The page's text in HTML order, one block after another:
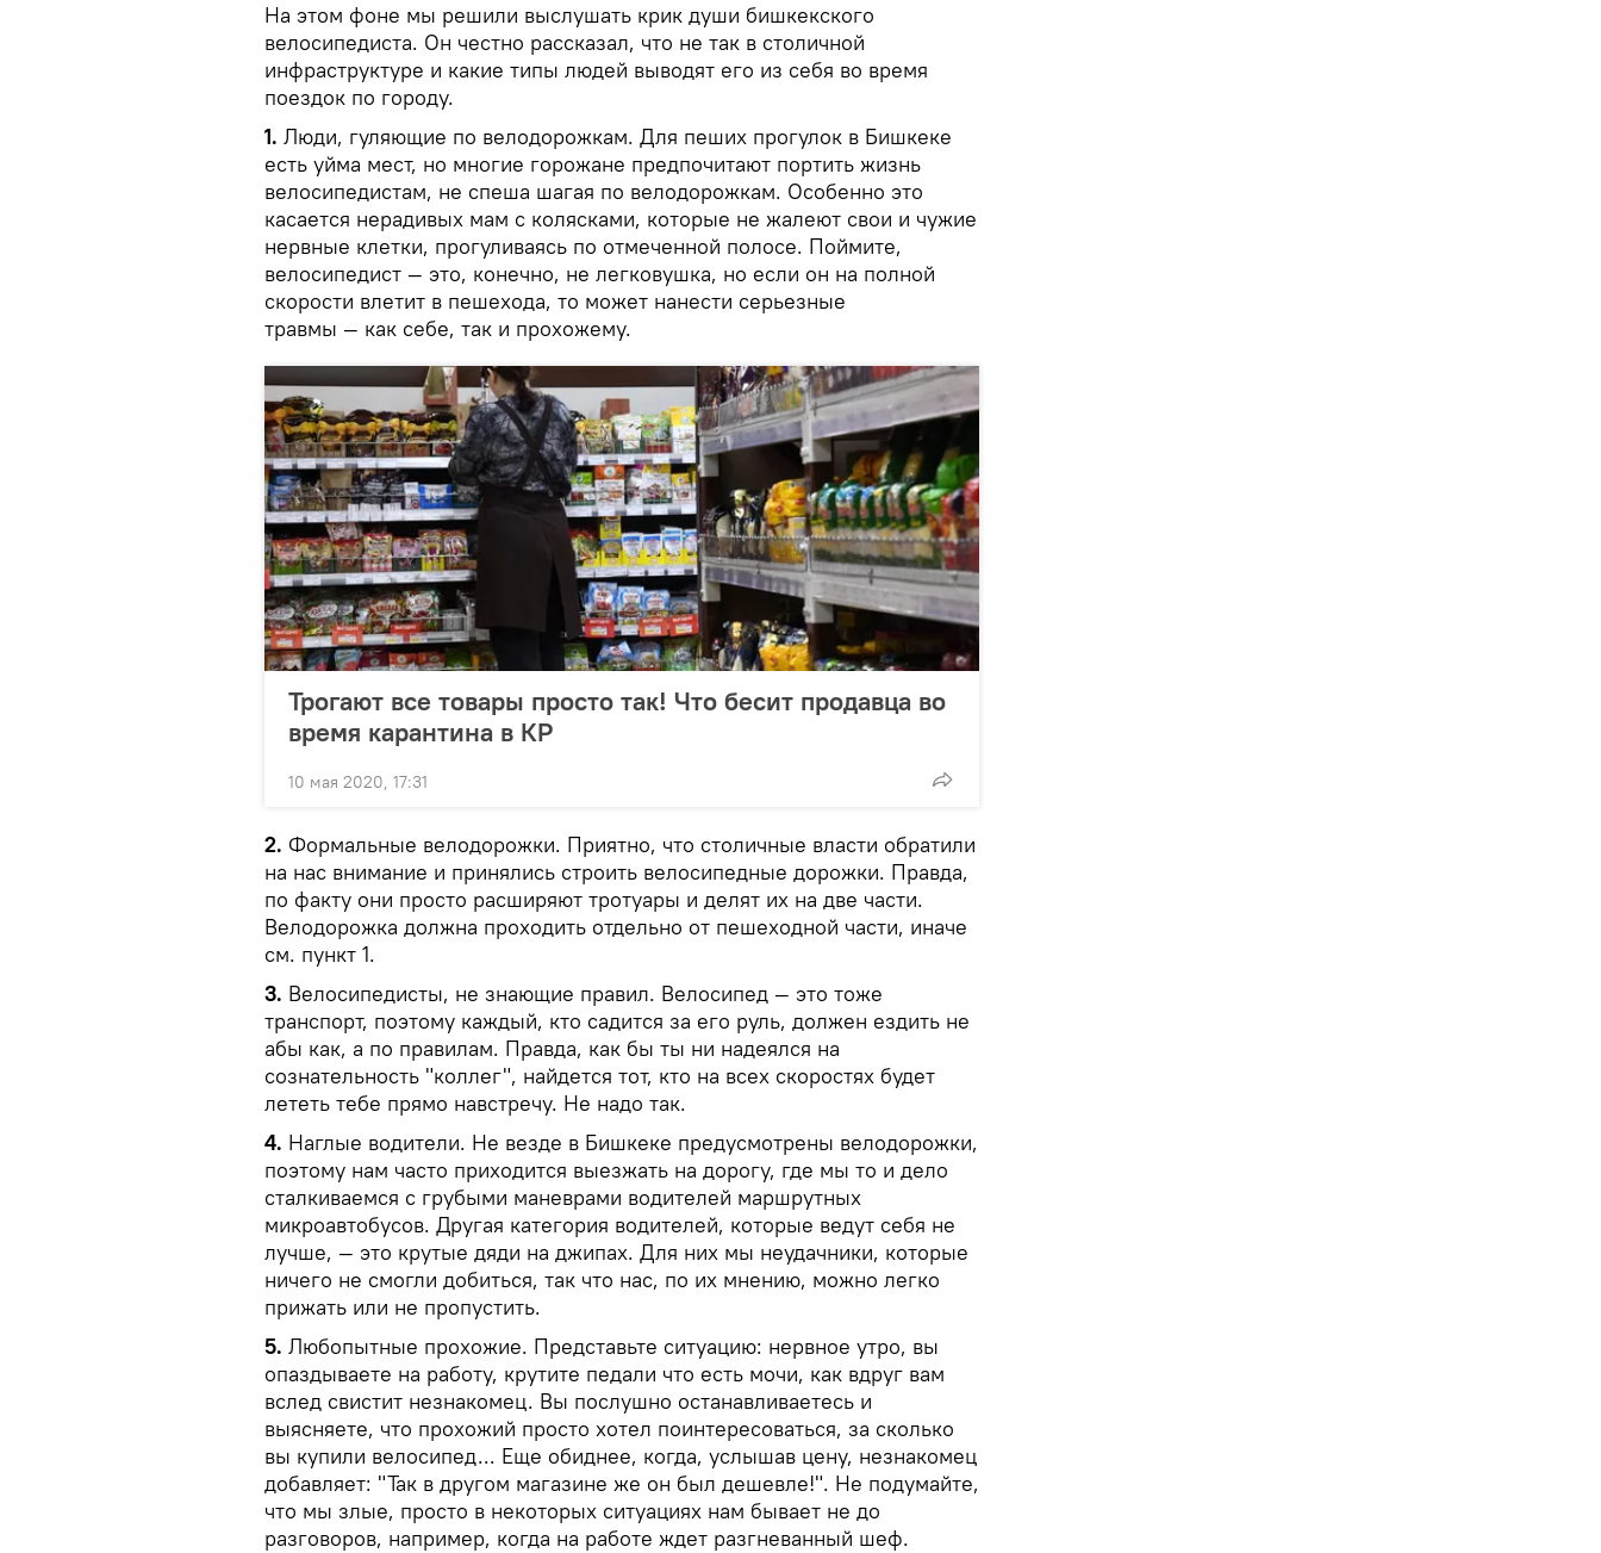
На этом фоне мы решили выслушать крик души бишкекского
велосипедиста. Он честно рассказал, что не так в столичной
инфраструктуре и какие типы людей выводят его из себя во время
поездок по городу.
1. Люди, гуляющие по велодорожкам. Для пеших прогулок в Бишкеке
есть уйма мест, но многие горожане предпочитают портить жизнь
велосипедистам, не спеша шагая по велодорожкам. Особенно это
касается нерадивых мам с колясками, которые не жалеют свои и чужие
нервные клетки, прогуливаясь по отмеченной полосе. Поймите,
велосипедист — это, конечно, не легковушка, но если он на полной
скорости влетит в пешехода, то может нанести серьезные
травмы — как себе, так и прохожему.
Трогают все товары просто так! Что бесит продавца во
время карантина в КР
10 мая 2020, 17:31
2. Формальные велодорожки. Приятно, что столичные власти обратили
на нас внимание и принялись строить велосипедные дорожки. Правда,
по факту они просто расширяют тротуары и делят их на две части.
Велодорожка должна проходить отдельно от пешеходной части, иначе
см. пункт 1.
3. Велосипедисты, не знающие правил. Велосипед — это тоже
транспорт, поэтому каждый, кто садится за его руль, должен ездить не
абы как, а по правилам. Правда, как бы ты ни надеялся на
сознательность "коллег", найдется тот, кто на всех скоростях будет
лететь тебе прямо навстречу. Не надо так.
4. Наглые водители. Не везде в Бишкеке предусмотрены велодорожки,
поэтому нам часто приходится выезжать на дорогу, где мы то и дело
сталкиваемся с грубыми маневрами водителей маршрутных
микроавтобусов. Другая категория водителей, которые ведут себя не
лучше, — это крутые дяди на джипах. Для них мы неудачники, которые
ничего не смогли добиться, так что нас, по их мнению, можно легко
прижать или не пропустить.
5. Любопытные прохожие. Представьте ситуацию: нервное утро, вы
опаздываете на работу, крутите педали что есть мочи, как вдруг вам
вслед свистит незнакомец. Вы послушно останавливаетесь и
выясняете, что прохожий просто хотел поинтересоваться, за сколько
вы купили велосипед... Еще обиднее, когда, услышав цену, незнакомец
добавляет: "Так в другом магазине же он был дешевле!". Не подумайте,
что мы злые, просто в некоторых ситуациях нам бывает не до
разговоров, например, когда на работе ждет разгневанный шеф.